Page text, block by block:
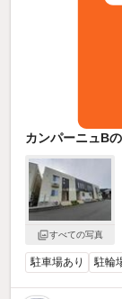
カンパーニュB
すべての写真
駐車場あり 駐輪